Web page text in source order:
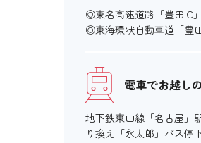
◎東名高速道路「豊田IC
◎東海環状自動車道「豊
電車でお越し
地下鉄東山線「名古屋」
り換え「永太郎」バス停